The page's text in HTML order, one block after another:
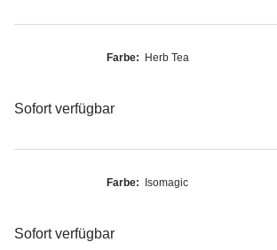
Farbe: Herb Tea
Sofort verfügbar
Farbe: Isomagic
Sofort verfügbar